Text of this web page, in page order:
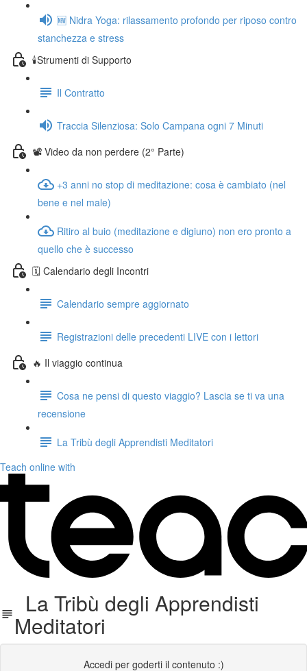
🆕 Nidra Yoga: rilassamento profondo per riposo contro
stanchezza e stress
🕯️Strumenti di Supporto
Il Contratto
Traccia Silenziosa: Solo Campana ogni 7 Minuti
📽️ Video da non perdere (2° Parte)
+3 anni no stop di meditazione: cosa è cambiato (nel
bene e nel male)
Ritiro al buio (meditazione e digiuno) non ero pronto a
quello che è successo
🗓️ Calendario degli Incontri
Calendario sempre aggiornato
Registrazioni delle precedenti LIVE con i lettori
🔥 Il viaggio continua
Cosa ne pensi di questo viaggio? Lascia se ti va una
recensione
La Tribù degli Apprendisti Meditatori
Teach online with
La Tribù degli Apprendisti
Meditatori
Accedi per goderti il contenuto :)